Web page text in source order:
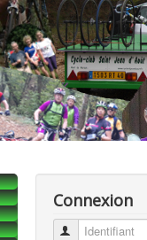
Connexion
Identifiant